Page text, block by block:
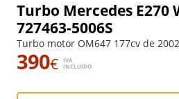
Turbo Mercedes E270
727463-5006S
Turbo motor OM647 177cv de
390€
IVA
INCLUIDO